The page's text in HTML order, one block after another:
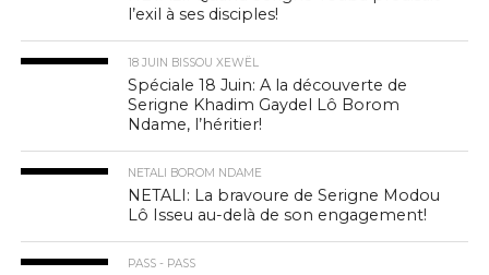
l’exil à ses disciples!
18 JUIN BISSOU XEWËL
Spéciale 18 Juin: A la découverte de
Serigne Khadim Gaydel Lô Borom
Ndame, l’héritier!
NETALI BOROM NDAME
NETALI: La bravoure de Serigne Modou
Lô Isseu au-delà de son engagement!
PASS - PASS